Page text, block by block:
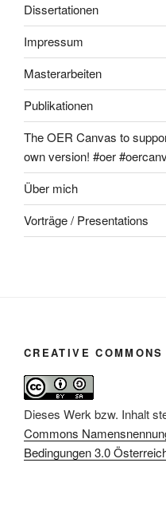
Dissertationen
Impressum
Masterarbeiten
Publikationen
The OER Canvas to
own version! #oer
Über mich
Vorträge / Presentations
CREATIVE COMMONS
Dieses Werk bzw. Inhalt
Commons
Bedingungen 3.0